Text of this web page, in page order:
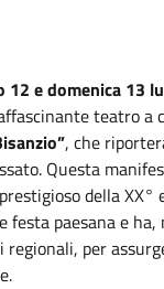
12 e domenica 13
teatro a
, che
Questa
della XX°
festa paesana e
per